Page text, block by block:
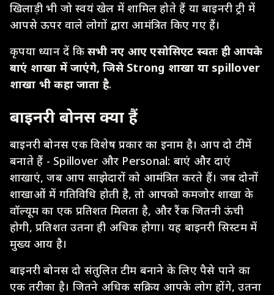
खिलाड़ी भी जो स्वयं खेल में शामिल होते हैं या बाइनरी ट्री में
आपसे ऊपर वाले लोगों द्वारा आमंत्रित किए गए हैं।
कृपया ध्यान दें कि सभी नए आए एसोसिएट स्वतः ही आपके
बाएं शाखा में जाएंगे, जिसे Strong शाखा या spillover
शाखा भी कहा जाता है.
बाइनरी बोनस क्या हैं
बाइनरी बोनस एक विशेष प्रकार का इनाम है। आप दो टीमें
बनाते हैं - Spillover और Personal: बाएं और दाएं
शाखाएं, जब आप साझेदारों को आमंत्रित करते हैं। जब दोनों
शाखाओं में गतिविधि होती है, तो आपको कमजोर शाखा के
वॉल्यूम का एक प्रतिशत मिलता है, और रैंक जितनी ऊंची
होगी, प्रतिशत उतना ही अधिक होगा। यह बाइनरी सिस्टम में
मुख्य आय है।
बाइनरी बोनस दो संतुलित टीम बनाने के लिए पैसे पाने का
एक तरीका है। जितने अधिक सक्रिय आपके लोग होंगे, उतना